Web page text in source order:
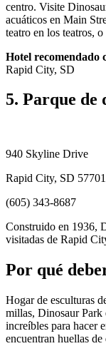
centro. Visite
acuáticos en Main
teatro en los teatros,
Hotel recomendado
Rapid City, SD
5. Parque de
940 Skyline Drive
Rapid City, SD 57701
(605) 343-8687
Construido en 1936,
visitadas de Rapid
Por qué
Hogar de esculturas
millas, Dinosaur Park
increíbles para hacer
encuentran huellas